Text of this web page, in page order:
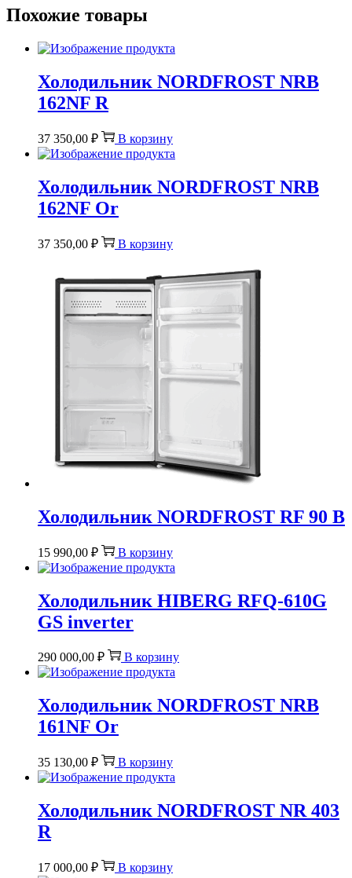
Похожие товары
Холодильник NORDFROST NRB
162NF R
37 350,00 ₽ В корзину
Холодильник NORDFROST NRB
162NF Or
37 350,00 ₽ В корзину
Холодильник NORDFROST RF 90 B
15 990,00 ₽ В корзину
Холодильник HIBERG RFQ-610G
GS inverter
290 000,00 ₽ В корзину
Холодильник NORDFROST NRB
161NF Or
35 130,00 ₽ В корзину
Холодильник NORDFROST NR 403
R
17 000,00 ₽ В корзину